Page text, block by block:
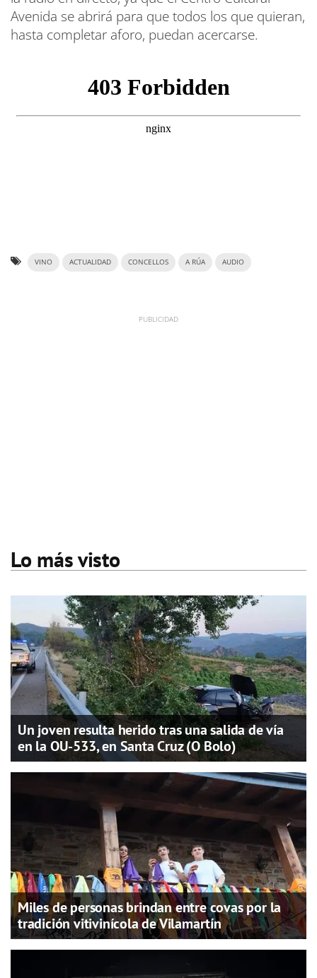
Avenida se abrirá para que todos los que quieran,
hasta completar aforo, puedan acercarse.
VINO ACTUALIDAD CONCELLOS A RÚA AUDIO
Lo más visto
Un joven resulta herido tras una salida de vía
en la OU-533, en Santa Cruz (O Bolo)
Miles de personas brindan entre covas por la
tradición vitivinícola de Vilamartín